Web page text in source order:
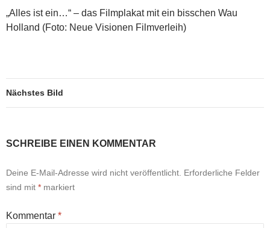
„Alles ist ein…“ – das Filmplakat mit ein bisschen Wau
Holland (Foto: Neue Visionen Filmverleih)
Nächstes Bild
SCHREIBE EINEN KOMMENTAR
Deine E-Mail-Adresse wird nicht veröffentlicht. Erforderliche Felder
sind mit * markiert
Kommentar *